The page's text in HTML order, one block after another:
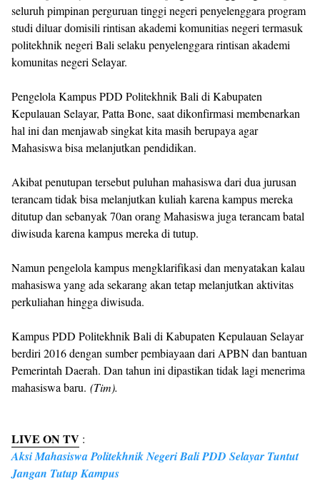
seluruh pimpinan perguruan tinggi negeri penyelenggara program
studi diluar domisili rintisan akademi komunitias negeri termasuk
politekhnik negeri Bali selaku penyelenggara rintisan akademi
komunitas negeri Selayar.
Pengelola Kampus PDD Politekhnik Bali di Kabupaten
Kepulauan Selayar, Patta Bone, saat dikonfirmasi membenarkan
hal ini dan menjawab singkat kita masih berupaya agar
Mahasiswa bisa melanjutkan pendidikan.
Akibat penutupan tersebut puluhan mahasiswa dari dua jurusan
terancam tidak bisa melanjutkan kuliah karena kampus mereka
ditutup dan sebanyak 70an orang Mahasiswa juga terancam batal
diwisuda karena kampus mereka di tutup.
Namun pengelola kampus mengklarifikasi dan menyatakan kalau
mahasiswa yang ada sekarang akan tetap melanjutkan aktivitas
perkuliahan hingga diwisuda.
Kampus PDD Politekhnik Bali di Kabupaten Kepulauan Selayar
berdiri 2016 dengan sumber pembiayaan dari APBN dan bantuan
Pemerintah Daerah. Dan tahun ini dipastikan tidak lagi menerima
mahasiswa baru. (Tim).
LIVE ON TV :
Aksi Mahasiswa Politekhnik Negeri Bali PDD Selayar Tuntut
Jangan Tutup Kampus